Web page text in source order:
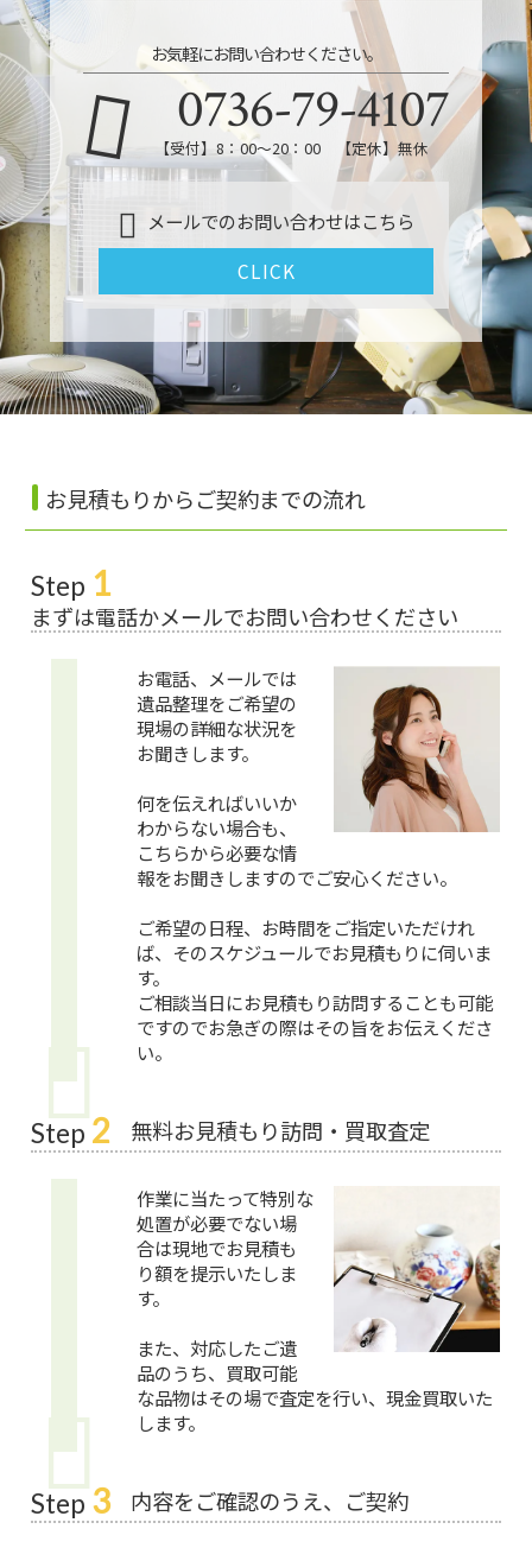
お気軽にお問い合わせください。
0736-79-4107
【受付】8：00～20：00 【定休】無休
メールでのお問い合わせはこちら
CLICK
お見積もりからご契約までの流れ
Step 1
まずは電話かメールでお問い合わせください
お電話、メールでは
遺品整理をご希望の
現場の詳細な状況を
お聞きします。
何を伝えればいいか
わからない場合も、
こちらから必要な情
報をお聞きしますのでご安心ください。
ご希望の日程、お時間をご指定いただけれ
ば、そのスケジュールでお見積もりに伺いま
す。
ご相談当日にお見積もり訪問することも可能
ですのでお急ぎの際はその旨をお伝えくださ
い。
Step 2 無料お見積もり訪問・買取査定
作業に当たって特別な
処置が必要でない場
合は現地でお見積も
り額を提示いたしま
す。
また、対応したご遺
品のうち、買取可能
な品物はその場で査定を行い、現金買取いた
します。
Step 3 内容をご確認のうえ、ご契約